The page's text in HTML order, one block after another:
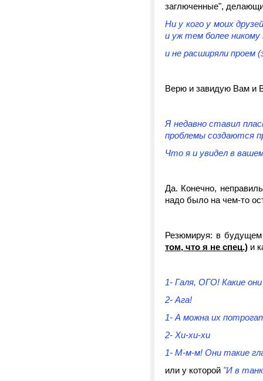
заглюченные",
Ни у кого у моих
и уж тем более никому
и не расширяли проем
Верю и завидую Вам и
Я недавно ставил
проблемы создаются
Что я и увидел в
Да. Конечно,
надо было на чем-то
Резюмируя: в
том, что я не спец.) и
1- Галя, ОГО! Какие
2- Ага!
1- А можна их
2- Хи-хи-хи
1- М-м-м! Они такие
или у которой "И в